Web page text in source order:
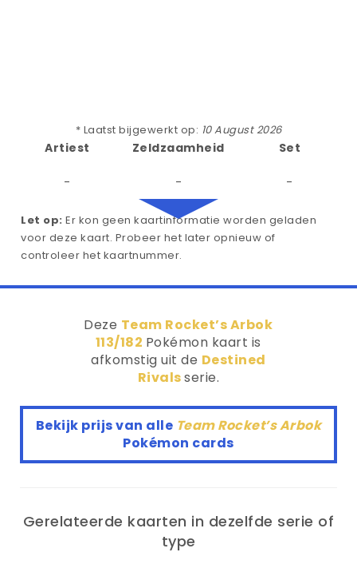
* Laatst bijgewerkt op: 10 August 2026
Artiest
-
Zeldzaamheid
-
Set
-
Let op: Er kon geen kaartinformatie worden geladen
voor deze kaart. Probeer het later opnieuw of
controleer het kaartnummer.
Deze Team Rocket’s Arbok
113/182 Pokémon kaart is
afkomstig uit de Destined
Rivalsserie.
Bekijk prijs van alle Team Rocket’s Arbok
Pokémon cards
Gerelateerde kaarten in dezelfde serie of
type